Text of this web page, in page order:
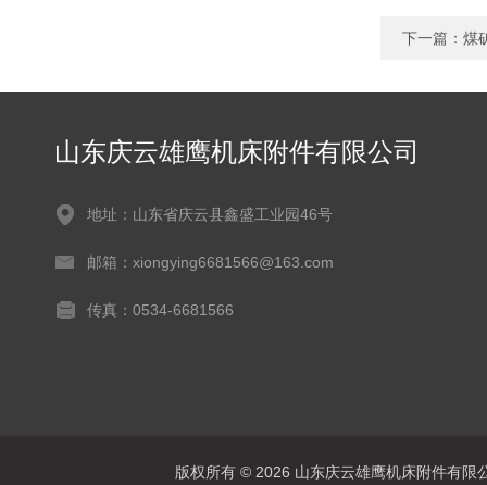
下一篇： 煤
山东庆云雄鹰机床附件有限公司
地址：山东省庆云县鑫盛工业园46号
邮箱：xiongying6681566@163.com
传真：0534-6681566
版权所有 © 2026 山东庆云雄鹰机床附件有